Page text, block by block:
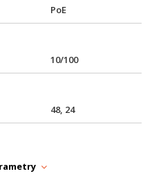
PoE
10/100
48, 24